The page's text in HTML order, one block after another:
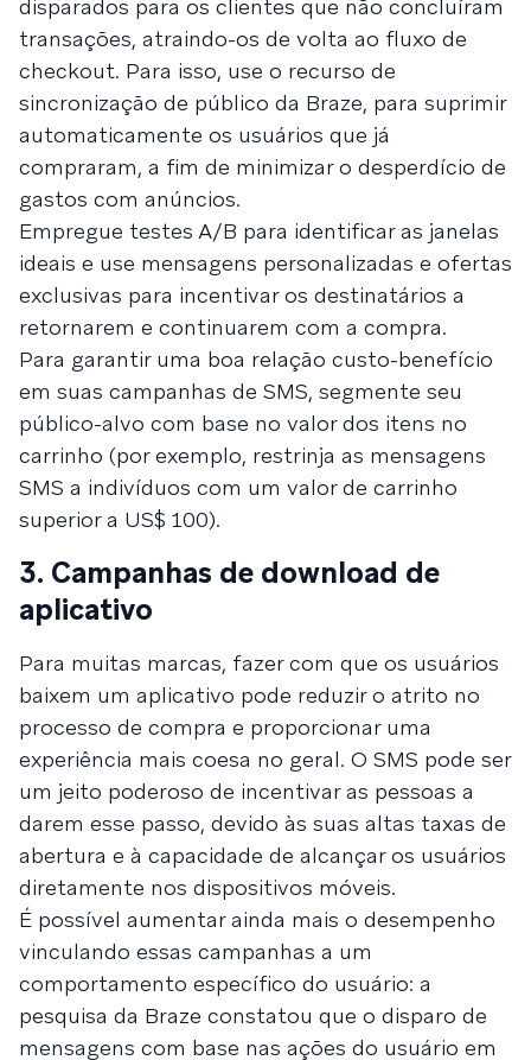
disparados para os clientes que não concluíram
transações, atraindo-os de volta ao fluxo de
checkout. Para isso, use o recurso de
sincronização de público da Braze, para suprimir
automaticamente os usuários que já
compraram, a fim de minimizar o desperdício de
gastos com anúncios.
Empregue testes A/B para identificar as janelas
ideais e use mensagens personalizadas e ofertas
exclusivas para incentivar os destinatários a
retornarem e continuarem com a compra.
Para garantir uma boa relação custo-benefício
em suas campanhas de SMS, segmente seu
público-alvo com base no valor dos itens no
carrinho (por exemplo, restrinja as mensagens
SMS a indivíduos com um valor de carrinho
superior a US$ 100).
3. Campanhas de download de
aplicativo
Para muitas marcas, fazer com que os usuários
baixem um aplicativo pode reduzir o atrito no
processo de compra e proporcionar uma
experiência mais coesa no geral. O SMS pode ser
um jeito poderoso de incentivar as pessoas a
darem esse passo, devido às suas altas taxas de
abertura e à capacidade de alcançar os usuários
diretamente nos dispositivos móveis.
É possível aumentar ainda mais o desempenho
vinculando essas campanhas a um
comportamento específico do usuário: a
pesquisa da Braze constatou que o disparo de
mensagens com base nas ações do usuário em